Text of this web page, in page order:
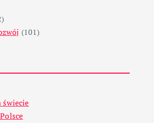
(101)
świecie